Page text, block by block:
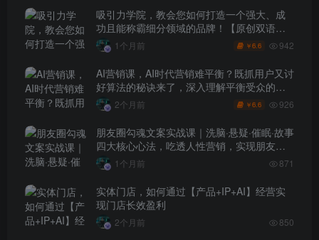
吸引力学院，教会您如何打造一个强大、成
功且能称霸细分领域的品牌！【原创双语字
幕】 1个月前 ￥6.6 942
AI营销课，AI时代营销难平衡？既抓用户又讨
好算法的秘诀来了，深入理解平衡受众的需
求【原创双语字幕】
2个月前 ￥6.6 926
朋友圈勾魂文案实战课｜洗脑·悬疑·催眠·故事
四大核心心法，吃透人性营销，实现朋友圈
不销而售被动成交
1个月前 871
实体门店，如何通过【产品+IP+AI】经营实
现门店长效盈利
2个月前 850